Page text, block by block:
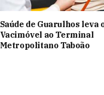
Saúde de Guarulhos leva
Vacimóvel ao Terminal
Metropolitano Taboão